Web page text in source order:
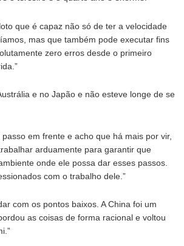
que é capaz não só de ter a velocidade
mas que também pode executar fins
zero erros desde o primeiro
e no Japão e não esteve longe de se
em frente e acho que há mais por vir,
arduamente para garantir que
onde ele possa dar esses passos.
com o trabalho dele.”
com os pontos baixos. A China foi um
as coisas de forma racional e voltou